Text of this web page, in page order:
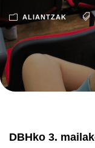
ALIANTZAK
DBHko 3.